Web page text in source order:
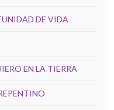
DE VIDA
EN LA TIERRA